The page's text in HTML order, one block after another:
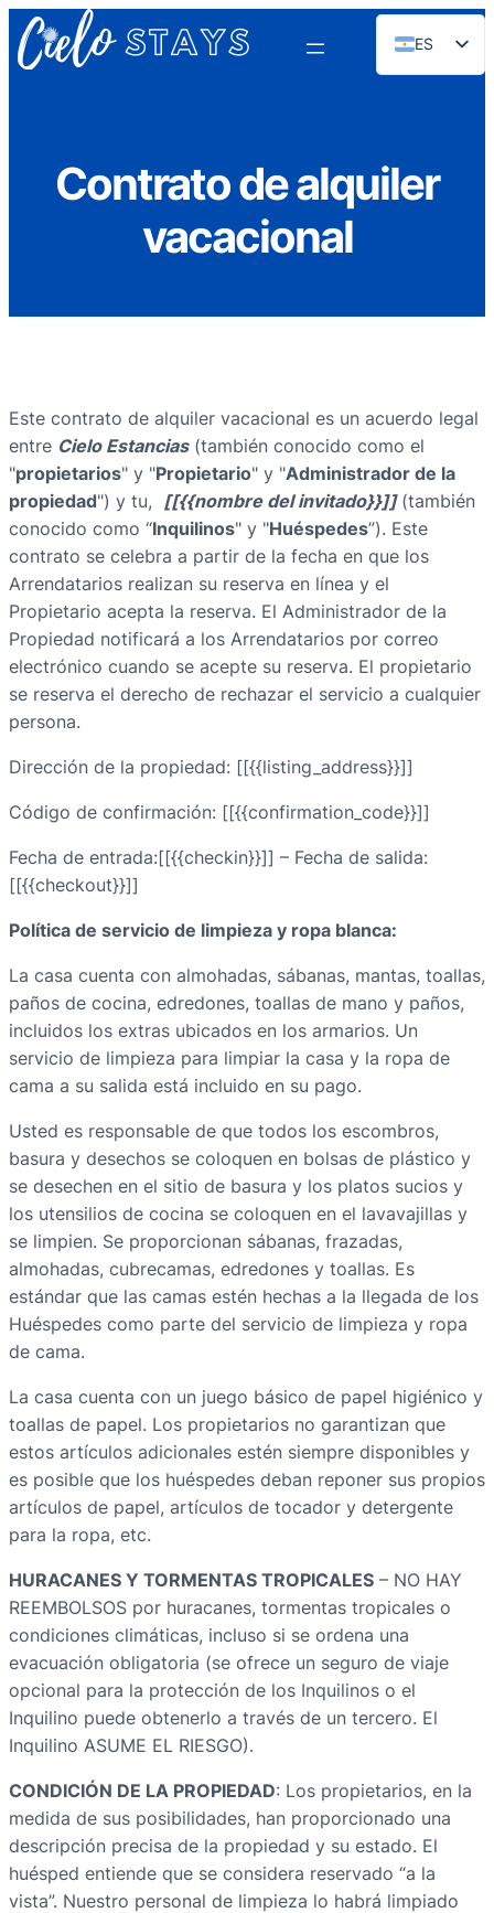
ES
EN
DE
Contrato de alquiler
vacacional
Este contrato de alquiler vacacional es un acuerdo legal
entre Cielo Estancias(también conocido como el
"propietarios" y "Propietario" y "Administrador de la
propiedad") y tu, [[{{nombre del invitado}}]] (también
conocido como “Inquilinos" y "Huéspedes”). Este
contrato se celebra a partir de la fecha en que los
Arrendatarios realizan su reserva en línea y el
Propietario acepta la reserva. El Administrador de la
Propiedad notificará a los Arrendatarios por correo
electrónico cuando se acepte su reserva. El propietario
se reserva el derecho de rechazar el servicio a cualquier
persona.
Dirección de la propiedad: [[{{listing_address}}]]
Código de confirmación: [[{{confirmation_code}}]]
Fecha de entrada:[[{{checkin}}]] – Fecha de salida:
[[{{checkout}}]]
Política de servicio de limpieza y ropa blanca:
La casa cuenta con almohadas, sábanas, mantas, toallas,
paños de cocina, edredones, toallas de mano y paños,
incluidos los extras ubicados en los armarios. Un
servicio de limpieza para limpiar la casa y la ropa de
cama a su salida está incluido en su pago.
Usted es responsable de que todos los escombros,
basura y desechos se coloquen en bolsas de plástico y
se desechen en el sitio de basura y los platos sucios y
los utensilios de cocina se coloquen en el lavavajillas y
se limpien. Se proporcionan sábanas, frazadas,
almohadas, cubrecamas, edredones y toallas. Es
estándar que las camas estén hechas a la llegada de los
Huéspedes como parte del servicio de limpieza y ropa
de cama.
La casa cuenta con un juego básico de papel higiénico y
toallas de papel. Los propietarios no garantizan que
estos artículos adicionales estén siempre disponibles y
es posible que los huéspedes deban reponer sus propios
artículos de papel, artículos de tocador y detergente
para la ropa, etc.
HURACANES Y TORMENTAS TROPICALES – NO HAY
REEMBOLSOS por huracanes, tormentas tropicales o
condiciones climáticas, incluso si se ordena una
evacuación obligatoria (se ofrece un seguro de viaje
opcional para la protección de los Inquilinos o el
Inquilino puede obtenerlo a través de un tercero. El
Inquilino ASUME EL RIESGO).
CONDICIÓN DE LA PROPIEDAD: Los propietarios, en la
medida de sus posibilidades, han proporcionado una
descripción precisa de la propiedad y su estado. El
huésped entiende que se considera reservado “a la
vista”. Nuestro personal de limpieza lo habrá limpiado